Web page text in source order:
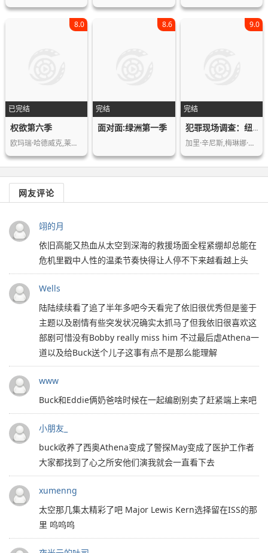
已完结
8.0
权欲第六季
欧玛瑞·哈德威克,莱拉·罗兰,娜图里·…
完结
8.6
面对面:绿洲第一季
完结
9.0
犯罪现场调查：纽约篇第三季
加里·辛尼斯,梅琳娜·卡纳卡罗兹,卡迈…
网友评论
翊的月
依旧高能又热血从太空到深海的救援场面全程紧绷却总能在
危机里戳中人性的温柔节奏快得让人停不下来越看越上头
Wells
陆陆续续看了追了半年多吧今天看完了依旧很优秀但是鉴于
主题以及剧情有些突发状况确实太抓马了但我依旧很喜欢这
部剧可惜没有Bobby really miss him 不过最后虐Athena一
道以及给Buck送个儿子这事有点不是那么能理解
www
Buck和Eddie俩奶爸啥时候在一起编剧别卖了赶紧端上来吧
小朋友_
buck收养了西奥Athena变成了警探May变成了医护工作者
大家都找到了心之所安他们演我就会一直看下去
xumenng
太空那几集太精彩了吧 Major Lewis Kern选择留在ISS的那
里 呜呜呜